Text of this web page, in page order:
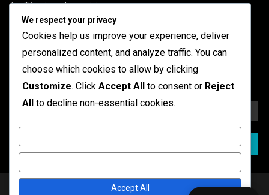
Términos de servicio
Nuestra historia
Política de privacidad
Contáctanos
for:
Theme: News Portal byMystery Themes.
We respect your privacy
Cookies help us improve your experience, deliver
personalized content, and analyze traffic. You can
choose which cookies to allow by clicking
Customize. Click Accept All to consent or Reject
All to decline non-essential cookies.
Accept All